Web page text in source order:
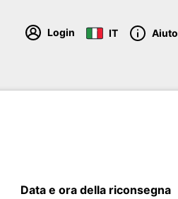
Login IT Aiuto
Data e ora della riconsegna